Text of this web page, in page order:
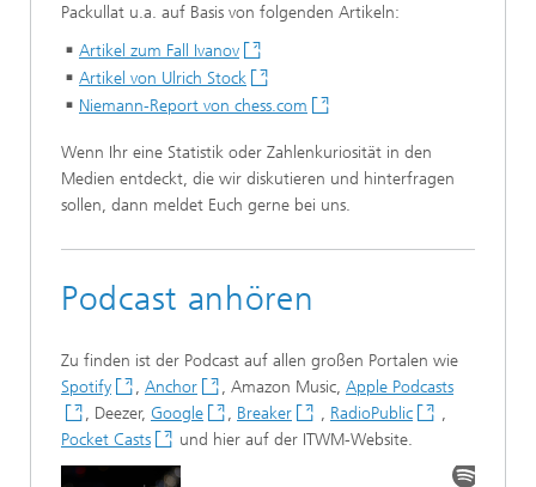
Packullat u.a. auf Basis von folgenden Artikeln:
Artikel zum Fall Ivanov
Artikel von Ulrich Stock
Niemann-Report von chess.com
Wenn Ihr eine Statistik oder Zahlenkuriosität in den
Medien entdeckt, die wir diskutieren und hinterfragen
sollen, dann meldet Euch gerne bei uns.
Podcast anhören
Zu finden ist der Podcast auf allen großen Portalen wie
Spotify
, Anchor , Amazon Music, Apple Podcasts
, Deezer, Google , Breaker , RadioPublic
,
Pocket Casts
und hier auf der ITWM-Website.